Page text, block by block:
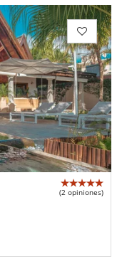
(2 opiniones)